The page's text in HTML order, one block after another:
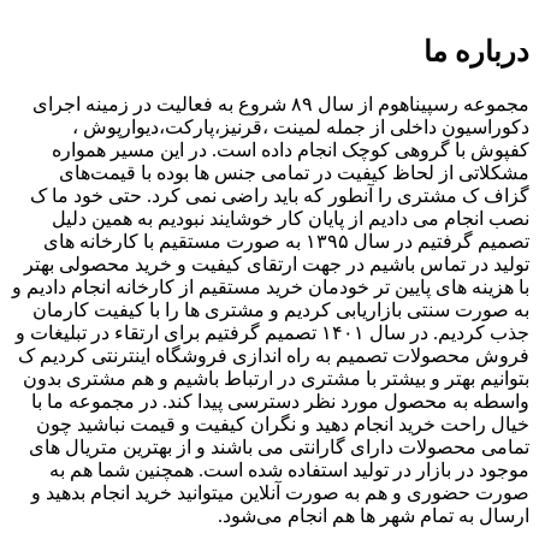
درباره ما
مجموعه رسپیناهوم از سال ۸۹ شروع به فعالیت در زمینه اجرای
دکوراسیون داخلی از جمله لمینت ،قرنیز،پارکت،دیوارپوش ،
کفپوش با گروهی کوچک انجام داده است. در این مسیر همواره
مشکلاتی از لحاظ کیفیت در تمامی جنس ها بوده با قیمت‌های
گزاف ک مشتری را آنطور که باید راضی نمی کرد. حتی خود ما ک
نصب انجام می دادیم از پایان کار خوشایند نبودیم به همین دلیل
تصمیم گرفتیم در سال ۱۳۹۵ به صورت مستقیم با کارخانه های
تولید در تماس باشیم در جهت ارتقای کیفیت و خرید محصولی بهتر
با هزینه های پایین تر خودمان خرید مستقیم از کارخانه انجام دادیم و
به صورت سنتی بازاریابی کردیم و مشتری ها را با کیفیت کارمان
جذب کردیم. در سال ۱۴۰۱ تصمیم گرفتیم برای ارتقاء در تبلیغات و
فروش محصولات تصمیم به راه اندازی فروشگاه اینترنتی کردیم ک
بتوانیم بهتر و بیشتر با مشتری در ارتباط باشیم و هم مشتری بدون
واسطه به محصول مورد نظر دسترسی پیدا کند. در مجموعه ما با
خیال راحت خرید انجام دهید و نگران کیفیت و قیمت نباشید چون
تمامی محصولات دارای گارانتی می باشند و از بهترین متریال های
موجود در بازار در تولید استفاده شده است. همچنین شما هم به
صورت حضوری و هم به صورت آنلاین میتوانید خرید انجام بدهید و
ارسال به تمام شهر ها هم انجام می‌شود.